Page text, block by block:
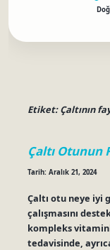
Etiket:Çaltının
Çaltı Otunun
Tarih: Aralık 21, 2024
Çaltı otu neye iyi
çalışmasını
kompleks
tedavisinde,